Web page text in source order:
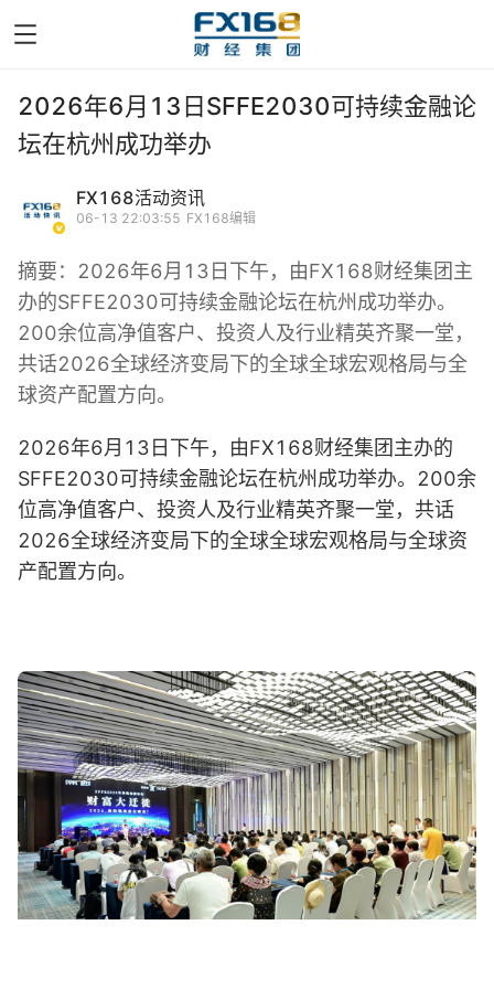
2026年6月13日SFFE2030可持续金融论
坛在杭州成功举办
FX168活动资讯
06-13 22:03:55 FX168编辑
摘要： 2026年6月13日下午，由FX168财经集团主
办的SFFE2030可持续金融论坛在杭州成功举办。
200余位高净值客户、投资人及行业精英齐聚一堂，
共话2026全球经济变局下的全球全球宏观格局与全
球资产配置方向。
2026年6月13日下午，由FX168财经集团主办的
SFFE2030可持续金融论坛在杭州成功举办。200余
位高净值客户、投资人及行业精英齐聚一堂，共话
2026全球经济变局下的全球全球宏观格局与全球资
产配置方向。